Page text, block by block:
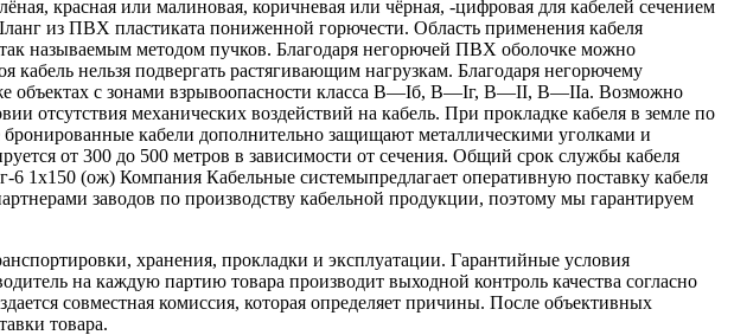
красная или малиновая, коричневая или чёрная, -цифровая для кабелей сечением
из ПВХ пластиката пониженной горючести. Область применения кабеля
называемым методом пучков. Благодаря негорючей ПВХ оболочке можно
нельзя подвергать растягивающим нагрузкам. Благодаря негорючему
объектах с зонами взрывоопасности класса B—Iб, B—Iг, В—II, В—IIа. Возможно
отсутствия механических воздействий на кабель. При прокладке кабеля в земле по
кабели дополнительно защищают металлическими уголками и
от 300 до 500 метров в зависимости от сечения. Общий срок службы кабеля
1х150 (ож) Компания Кабельные системыпредлагает оперативную поставку кабеля
заводов по производству кабельной продукции, поэтому мы гарантируем
хранения, прокладки и эксплуатации. Гарантийные условия
на каждую партию товара производит выходной контроль качества согласно
совместная комиссия, которая определяет причины. После объективных
товара.